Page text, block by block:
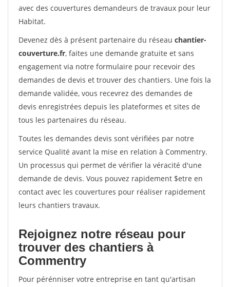
avec des couvertures demandeurs de travaux pour leur
Habitat.
Devenez dès à présent partenaire du réseau chantier-
couverture.fr, faites une demande gratuite et sans
engagement via notre formulaire pour recevoir des
demandes de devis et trouver des chantiers. Une fois la
demande validée, vous recevrez des demandes de
devis enregistrées depuis les plateformes et sites de
tous les partenaires du réseau.
Toutes les demandes devis sont vérifiées par notre
service Qualité avant la mise en relation à Commentry.
Un processus qui permet de vérifier la véracité d'une
demande de devis. Vous pouvez rapidement $etre en
contact avec les couvertures pour réaliser rapidement
leurs chantiers travaux.
Rejoignez notre réseau pour
trouver des chantiers à
Commentry
Pour pérénniser votre entreprise en tant qu'artisan